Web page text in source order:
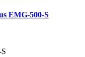
EMG-500-S